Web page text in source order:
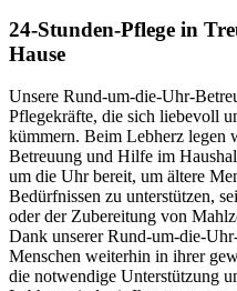
24-Stunden-Pflege in
Hause
Unsere Rund-um-die-Uhr-
Pflegekräfte, die sich liebevoll
kümmern. Beim Lebherz legen
Betreuung und Hilfe im
um die Uhr bereit, um ältere
Bedürfnissen zu unterstützen,
oder der Zubereitung von
Dank unserer Rund-um-die-
Menschen weiterhin in ihrer
die notwendige Unterstützung